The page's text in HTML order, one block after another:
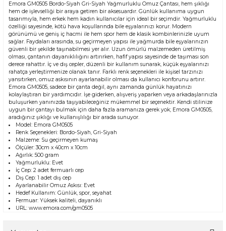
Emora GM0505 Bordo-Siyah Gri-Siyah Yağmurluklu Omuz Çantası, hem şıklığı
hem de işlevselliği bir araya getiren bir aksesuardır. Günlük kullanıma uygun
tasarımıyla, hem erkek hem kadın kullanıcılar için ideal bir seçimdir. Yağmurluklu
özelliği sayesinde, kötü hava koşullarında bile eşyalarınızı korur. Modern
görünümü ve geniş iç hacmi ile hem spor hem de klasik kombinlerinizle uyum
sağlar. Faydaları arasında, su geçirmeyen yapısı ile yağmurda bile eşyalarınızın
güvenli bir şekilde taşınabilmesi yer alır. Uzun ömürlü malzemeden üretilmiş
olması, çantanın dayanıklılığını artırırken, hafif yapısı sayesinde de taşıması son
derece rahattır. İç ve dış cepler, düzenli bir kullanım sunarak, küçük eşyalarınızı
rahatça yerleştirmenize olanak tanır. Farklı renk seçenekleri ile kişisel tarzınızı
yansıtırken, omuz askısının ayarlanabilir olması da kullanıcı konforunu artırır.
Emora GM0505, sadece bir çanta değil, aynı zamanda günlük hayatınızı
kolaylaştıran bir yardımcıdır. İşe giderken, alışveriş yaparken veya arkadaşlarınızla
buluşurken yanınızda taşıyabileceğiniz mükemmel bir seçenektir. Kendi stilinize
uygun bir çantayı bulmak için daha fazla aramanıza gerek yok; Emora GM0505,
aradığınız şıklığı ve kullanışlılığı bir arada sunuyor.
Model: Emora GM0505
Renk Seçenekleri: Bordo-Siyah, Gri-Siyah
Malzeme: Su geçirmeyen kumaş
Ölçüler: 30cm x 40cm x 10cm
Ağırlık: 500 gram
Yağmurluklu: Evet
İç Cep: 2 adet fermuarlı cep
Dış Cep: 1 adet dış cep
Ayarlanabilir Omuz Askısı: Evet
Hedef Kullanım: Günlük, spor, seyahat
Fermuar: Yüksek kaliteli, dayanıklı
URL: www.emora.com/gm0505